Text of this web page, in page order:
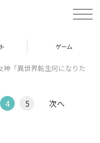
t
o
v
グルメ
神「異世界転生何になりた
4 5 次へ